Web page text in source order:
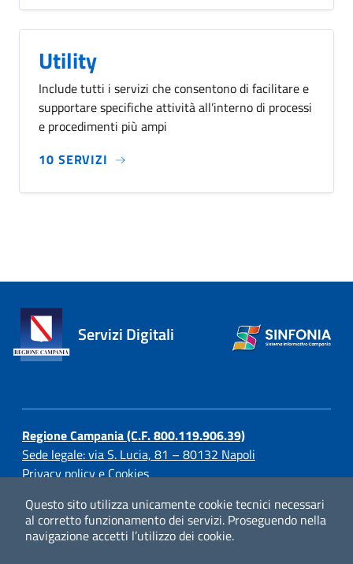
Utility
Include tutti i servizi che consentono di facilitare e
supportare specifiche attività all’interno di processi
e procedimenti più ampi
10 SERVIZI
Servizi Digitali
Regione Campania (C.F. 800.119.906.39)
Sede legale: via S. Lucia, 81 – 80132 Napoli
Privacy policy e Cookies
Questo sito utilizza unicamente cookie tecnici necessari
al corretto funzionamento dei servizi. Proseguendo nella
navigazione accetti l’utilizzo dei cookie.